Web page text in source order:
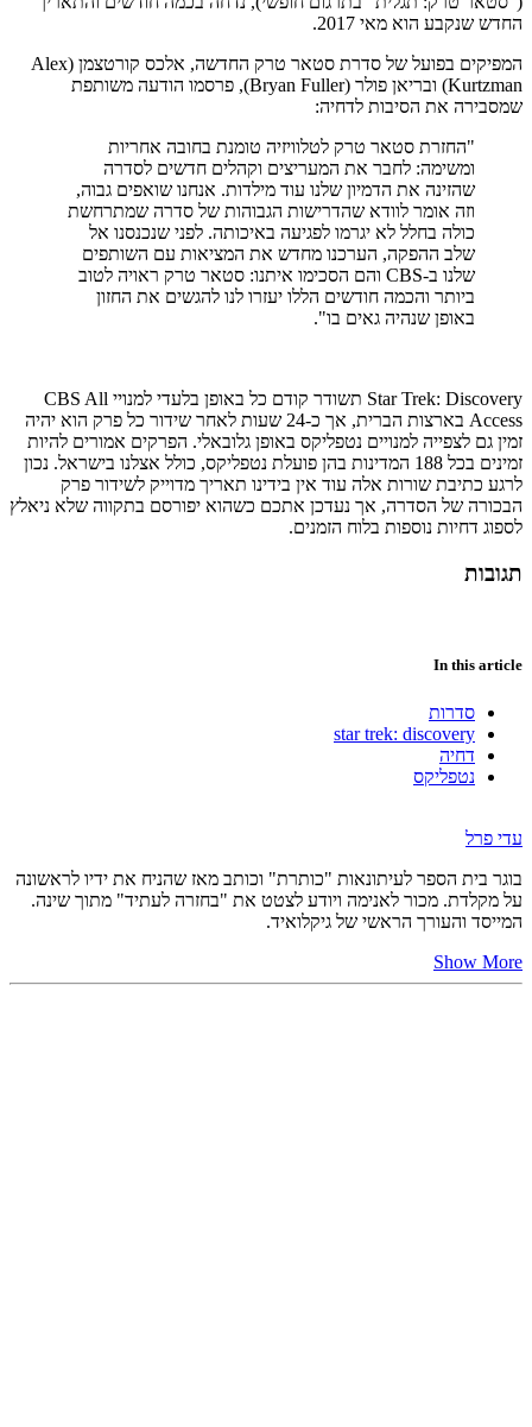
החדש שנקבע הוא מאי 2017.
המפיקים בפועל של סדרת סטאר טרק החדשה, אלכס קורטצמן (Alex
Kurtzman) ובריאן פולר (Bryan Fuller), פרסמו הודעה משותפת
שמסבירה את הסיבות לדחיה:
"החזרת סטאר טרק לטלוויזיה טומנת בחובה אחריות
ומשימה: לחבר את המעריצים וקהלים חדשים לסדרה
שהזינה את הדמיון שלנו עוד מילדות. אנחנו שואפים גבוה,
וזה אומר לוודא שהדרישות הגבוהות של סדרה שמתרחשת
כולה בחלל לא יגרמו לפגיעה באיכותה. לפני שנכנסנו אל
שלב ההפקה, הערכנו מחדש את המציאות עם השותפים
שלנו ב-CBS והם הסכימו איתנו: סטאר טרק ראויה לטוב
ביותר והכמה חודשים הללו יעזרו לנו להגשים את החזון
באופן שנהיה גאים בו".
Star Trek: Discovery תשודר קודם כל באופן בלעדי למנויי CBS All
Access בארצות הברית, אך כ-24 שעות לאחר שידור כל פרק הוא יהיה
זמין גם לצפייה למנויים נטפליקס באופן גלובאלי. הפרקים אמורים להיות
זמינים בכל 188 המדינות בהן פועלת נטפליקס, כולל אצלנו בישראל. נכון
לרגע כתיבת שורות אלה עוד אין בידינו תאריך מדוייק לשידור פרק
הבכורה של הסדרה, אך נעדכן אתכם כשהוא יפורסם בתקווה שלא ניאלץ
לספוג דחיות נוספות בלוח הזמנים.
תגובות
In this article
סדרות
star trek: discovery
דחיה
נטפליקס
עדי פרל
בוגר בית הספר לעיתונאות "כותרת" וכותב מאז שהניח את ידיו לראשונה
על מקלדת. מכור לאנימה ויודע לצטט את "בחזרה לעתיד" מתוך שינה.
המייסד והעורך הראשי של גיקלואיד.
Show More